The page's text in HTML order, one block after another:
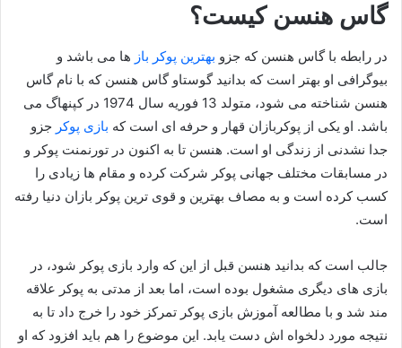
گاس هنسن کیست؟
در رابطه با گاس هنسن که جزو بهترین پوکر باز ها می باشد و
بیوگرافی او بهتر است که بدانید گوستاو گاس هنسن که با نام گاس
هنسن شناخته می شود، متولد 13 فوریه سال 1974 در کپنهاگ می
باشد. او یکی از پوکربازان قهار و حرفه ای است که بازی پوکر جزو
جدا نشدنی از زندگی او است. هنسن تا به اکنون در تورنمنت پوکر و
در مسابقات مختلف جهانی پوکر شرکت کرده و مقام ها زیادی را
کسب کرده است و به مصاف بهترین و قوی ترین پوکر بازان دنیا رفته
است.
جالب است که بدانید هنسن قبل از این که وارد بازی پوکر شود، در
بازی های دیگری مشغول بوده است، اما بعد از مدتی به پوکر علاقه
مند شد و با مطالعه آموزش بازی پوکر تمرکز خود را خرج داد تا به
نتیجه مورد دلخواه اش دست یابد. این موضوع را هم باید افزود که او